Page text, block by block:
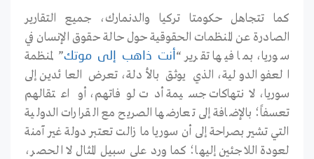
كما تتجاهل حكومتا تركيا والدنمارك، جميع التقارير
الصادرة عن المنظمات الحقوقية حول حالة حقوق الإنسان في
سوريا، بما فيها تقرير “ أنت ذاهب إلى موتك” لمنظمة
العفو الدولية، الذي يوثق بالأدلة، تعرض العائدين إلى
سوريا، لانتهاكات جسيمة أدت لوفاتهم، أو اعتقالهم
تعسفاً؛ بالإضافة إلى تعارضها الصريح مع القرارات الدولية
التي تشير بصراحة إلى أن سوريا ما زالت تعتبر دولة غير آمنة
لعودة اللاجئين إليها؛ كما ورد على سبيل المثال لا الحصر،